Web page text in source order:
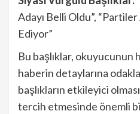
Adayı Belli Oldu”,
Ediyor”
Bu başlıklar, okuyucunun
haberin detaylarına
başlıkların etkileyici
tercih etmesinde önemli